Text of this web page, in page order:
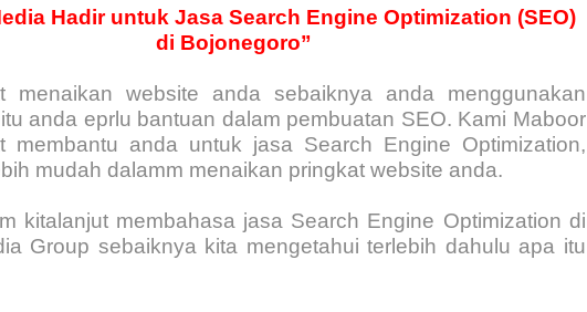
Hadir untuk Jasa Search Engine Optimization (SEO)
di Bojonegoro”
menaikan website anda sebaiknya anda menggunakan
anda eprlu bantuan dalam pembuatan SEO. Kami Maboor
membantu anda untuk jasa Search Engine Optimization,
mudah dalamm menaikan pringkat website anda.
kitalanjut membahasa jasa Search Engine Optimization di
Group sebaiknya kita mengetahui terlebih dahulu apa itu